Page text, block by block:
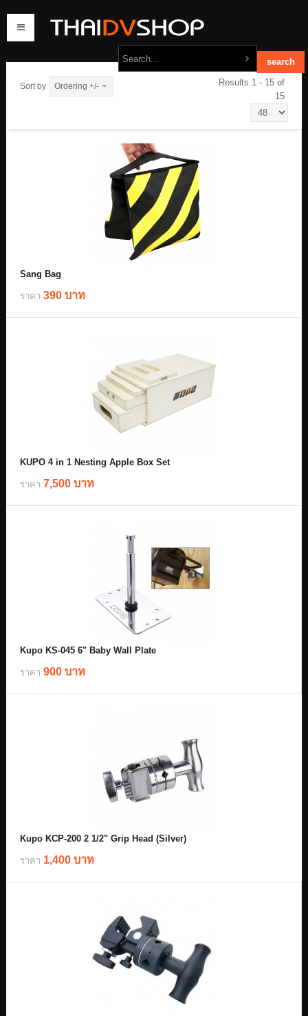
contact us
Sort by Ordering +/-
Results 1 - 15 of
15
Sang Bag
ราคา 390 บาท
KUPO 4 in 1 Nesting Apple Box Set
ราคา 7,500 บาท
Kupo KS-045 6" Baby Wall Plate
ราคา 900 บาท
Kupo KCP-200 2 1/2" Grip Head (Silver)
ราคา 1,400 บาท